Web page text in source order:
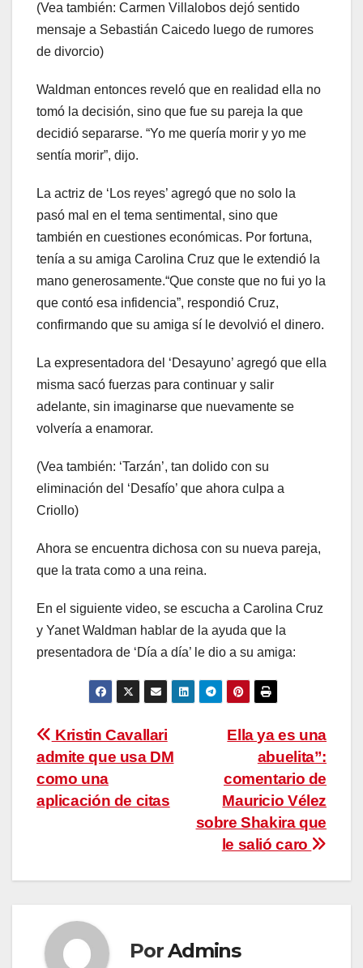
(Vea también: Carmen Villalobos dejó sentido
mensaje a Sebastián Caicedo luego de rumores
de divorcio)
Waldman entonces reveló que en realidad ella no
tomó la decisión, sino que fue su pareja la que
decidió separarse. “Yo me quería morir y yo me
sentía morir”, dijo.
La actriz de ‘Los reyes’ agregó que no solo la
pasó mal en el tema sentimental, sino que
también en cuestiones económicas. Por fortuna,
tenía a su amiga Carolina Cruz que le extendió la
mano generosamente.“Que conste que no fui yo la
que contó esa infidencia”, respondió Cruz,
confirmando que su amiga sí le devolvió el dinero.
La expresentadora del ‘Desayuno’ agregó que ella
misma sacó fuerzas para continuar y salir
adelante, sin imaginarse que nuevamente se
volvería a enamorar.
(Vea también: ‘Tarzán’, tan dolido con su
eliminación del ‘Desafío’ que ahora culpa a
Criollo)
Ahora se encuentra dichosa con su nueva pareja,
que la trata como a una reina.
En el siguiente video, se escucha a Carolina Cruz
y Yanet Waldman hablar de la ayuda que la
presentadora de ‘Día a día’ le dio a su amiga:
Navegación
de
entradas
Ella ya es una
abuelita”:
comentario de
Mauricio Vélez
sobre Shakira que
le salió caro
Kristin Cavallari
admite que usa DM
como una
aplicación de citas
PorAdmins